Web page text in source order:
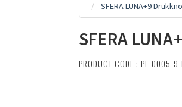
SFERA LUNA+9
SFERA
PRODUCT CODE : PL-0005-